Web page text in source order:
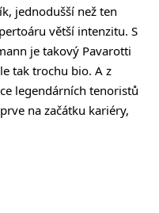
jednodušší než ten
větší intenzitu. S
je takový Pavarotti
tak trochu bio. A z
legendárních tenoristů
na začátku kariéry,